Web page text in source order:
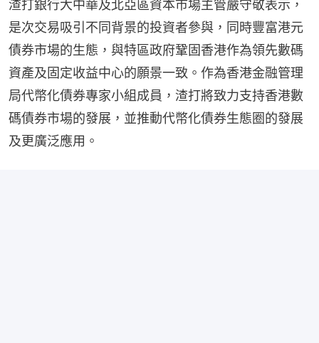
渣打銀行大中華及北亞區資本市場主管嚴守敬表示，
是次交易吸引不同背景的投資者參與，同時豐富港元
債券市場的生態，與特區政府鞏固香港作為領先數碼
資產及固定收益中心的願景一致。作為香港金融管理
局代幣化債券專家小組成員，渣打將致力支持香港數
碼債券市場的發展，並推動代幣化債券生態圈的發展
及更廣泛應用。